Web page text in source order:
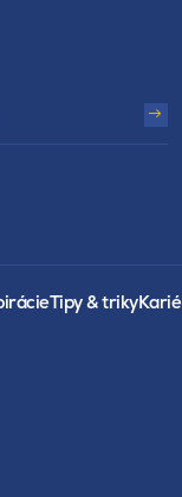
Tipy & triky